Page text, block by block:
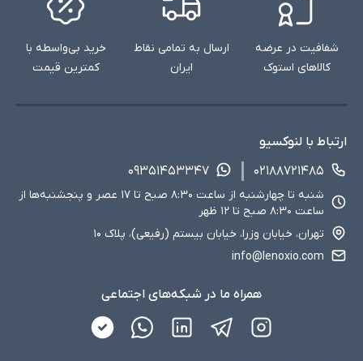
شفافیت در عرضه
کالاهای استوک
ارسال به تمامی نقاط
ایران
خرید بی‌واسطه با
کمترین قیمت
ارتباط با لنوکسیو
۰۲۱۸۸۷۲۱۴۸۵
۰۹۳۵۱۴۵۳۳۴۷
شنبه تا چهارشنبه از ساعت ۸:۳۰ صبح تا ۱۷ عصر و پنجشنبه‌ها از
ساعت ۸:۳۰ صبح تا ۱۲ ظهر
تهران، خیابان وزرا، خیابان بیستم (رفیعی)، پلاک ۱۰
info@lenoxio.com
همراه ما در شبکه‌های اجتماعی